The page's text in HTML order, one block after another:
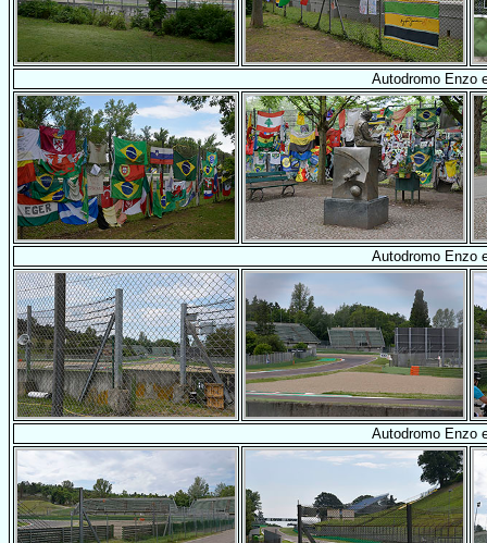
Autodromo Enzo
Autodromo Enzo
Autodromo Enzo